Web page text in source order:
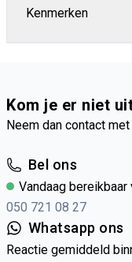
Kenmerken
Kom je er niet
Neem dan contact
Bel ons
Vandaag
050 721 08 27
Whatsapp ons
Reactie gemiddeld